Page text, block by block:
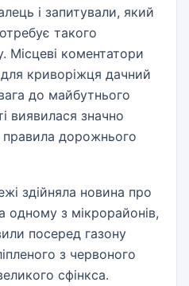
і запитували, який
такого
Місцеві коментатори
криворіжця дачний
до майбутнього
виявилася значно
правила дорожнього
здійняла новина про
одному з мікрорайонів,
посеред газону
з червоного
сфінкса.